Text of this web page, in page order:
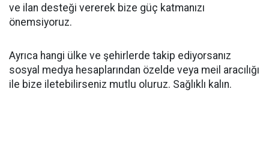
ve ilan desteği vererek bize güç katmanızı
önemsiyoruz.
Ayrıca hangi ülke ve şehirlerde takip ediyorsanız
sosyal medya hesaplarından özelde veya meil aracılığı
ile bize iletebilirseniz mutlu oluruz. Sağlıklı kalın.